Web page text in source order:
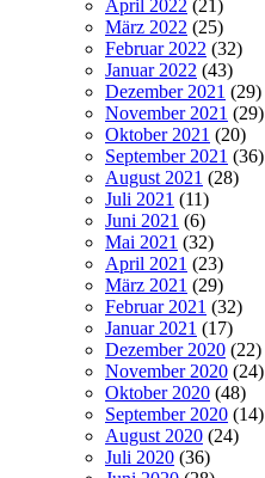
April 2022 (21)
März 2022 (25)
Februar 2022 (32)
Januar 2022 (43)
Dezember 2021 (29)
November 2021 (29)
Oktober 2021 (20)
September 2021 (36)
August 2021 (28)
Juli 2021 (11)
Juni 2021 (6)
Mai 2021 (32)
April 2021 (23)
März 2021 (29)
Februar 2021 (32)
Januar 2021 (17)
Dezember 2020 (22)
November 2020 (24)
Oktober 2020 (48)
September 2020 (14)
August 2020 (24)
Juli 2020 (36)